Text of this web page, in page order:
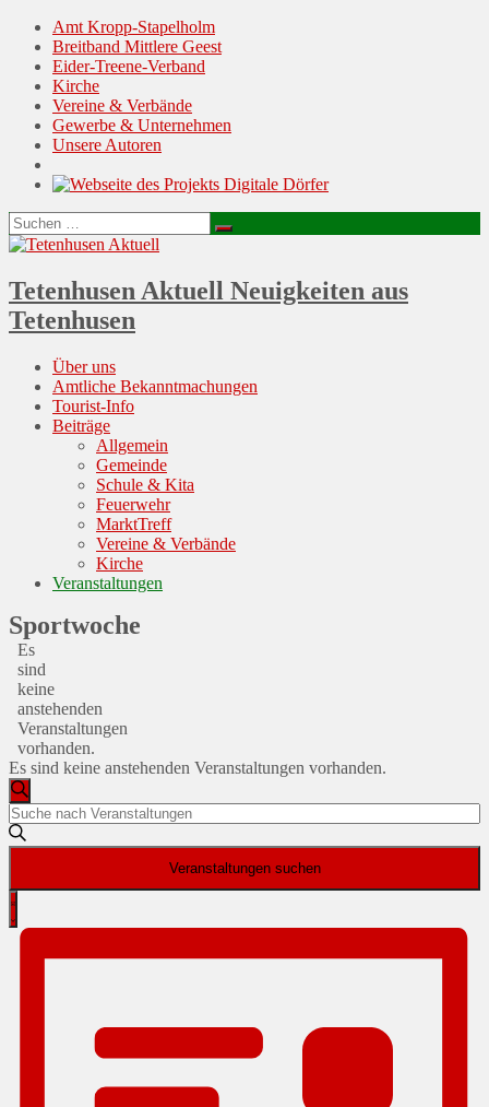
Amt Kropp-Stapelholm
Breitband Mittlere Geest
Eider-Treene-Verband
Kirche
Vereine & Verbände
Gewerbe & Unternehmen
Unsere Autoren
Suchen
nach:
Suchen
Tetenhusen Aktuell Neuigkeiten aus
Tetenhusen
Menu
Skip
content
Über uns
Amtliche Bekanntmachungen
Tourist-Info
Beiträge
Allgemein
Gemeinde
Schule & Kita
Feuerwehr
MarktTreff
Vereine & Verbände
Kirche
Veranstaltungen
Sportwoche
Es
sind
keine
anstehenden
Veranstaltungen
vorhanden.
Es sind keine anstehenden Veranstaltungen vorhanden.
Veranstaltungen
Suche
und
Navigation
Suche
Bitte
Schlüsselwort
eingeben.
nach
Veranstaltungen
Schlüsselwort.
Veranstaltungen suchen
Veranstaltung
Ansichten-
Liste